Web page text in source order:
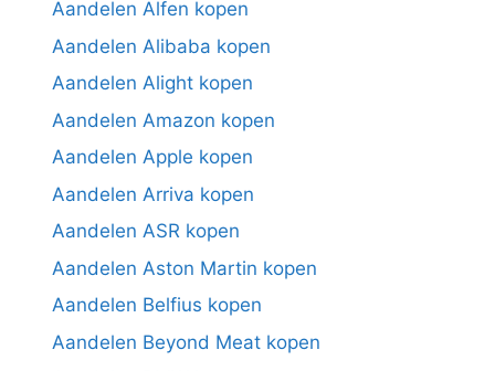
Aandelen Alfen kopen
Aandelen Alibaba kopen
Aandelen Alight kopen
Aandelen Amazon kopen
Aandelen Apple kopen
Aandelen Arriva kopen
Aandelen ASR kopen
Aandelen Aston Martin kopen
Aandelen Belfius kopen
Aandelen Beyond Meat kopen